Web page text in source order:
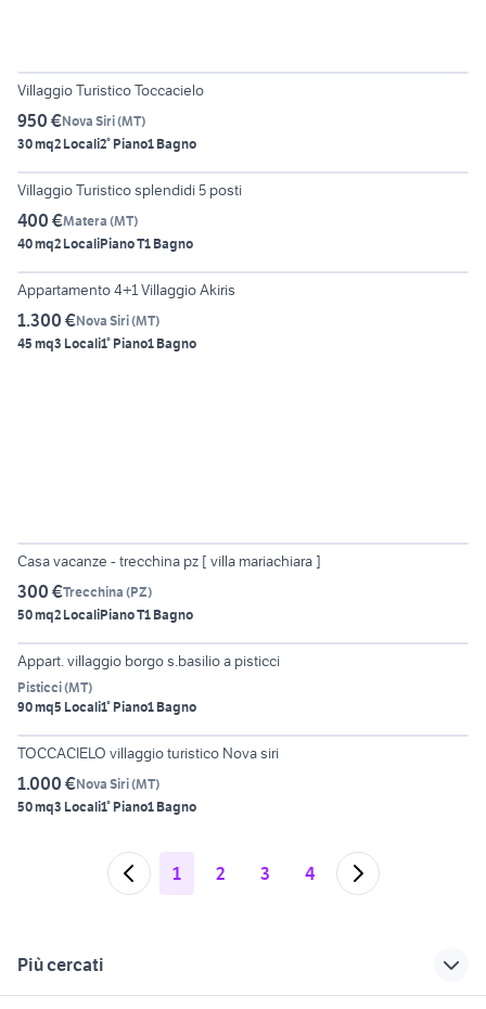
Villaggio Turistico Toccacielo
950 €Nova Siri(MT)
30 mq2 Locali2° Piano1 Bagno
6
Villaggio Turistico splendidi 5 posti
400 €Matera (MT)
40 mq2 LocaliPiano T1 Bagno
5
Appartamento 4+1 Villaggio Akiris
1.300 €Nova Siri(MT)
45 mq3 Locali1° Piano1 Bagno
Casa vacanze - trecchina pz [ villa mariachiara ]
300 €Trecchina (PZ)
50 mq2 LocaliPiano T1 Bagno
6
Appart. villaggio borgo s.basilio a pisticci
Pisticci(MT)
90 mq5 Locali1° Piano1 Bagno
5
TOCCACIELO villaggio turistico Nova siri
1.000 €Nova Siri(MT)
50 mq3 Locali1° Piano1 Bagno
1 2 3 4
Più cercati